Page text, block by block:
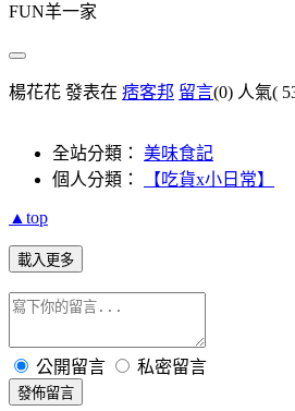
FUN羊一家
楊花花 發表在 痞客邦 留言(0) 人氣(
全站分類： 美味食記
個人分類：
【吃貨x小日常】
▲top
載入更多
公開留言 私密留言
發佈留言